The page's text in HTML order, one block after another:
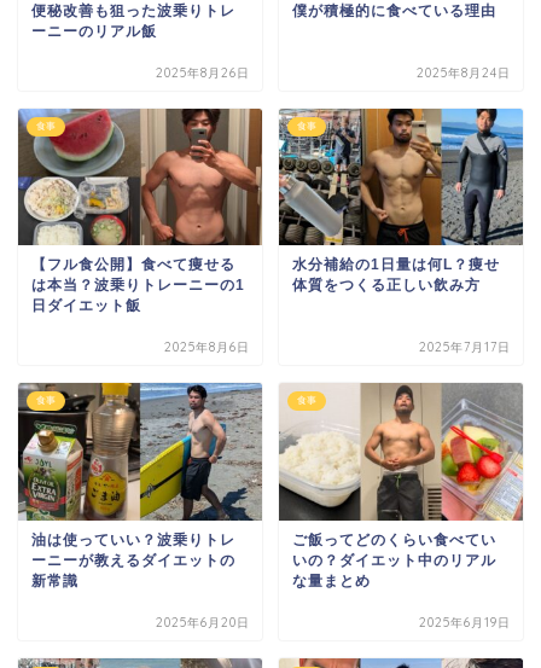
便秘改善も狙った波乗りトレ
ーニーのリアル飯
2025年8月26日
僕が積極的に食べている理由
2025年8月24日
食事
【フル食公開】食べて痩せる
は本当？波乗りトレーニーの1
日ダイエット飯
2025年8月6日
食事
水分補給の1日量は何L？痩せ
体質をつくる正しい飲み方
2025年7月17日
食事
油は使っていい？波乗りトレ
ーニーが教えるダイエットの
新常識
2025年6月20日
食事
ご飯ってどのくらい食べてい
いの？ダイエット中のリアル
な量まとめ
2025年6月19日